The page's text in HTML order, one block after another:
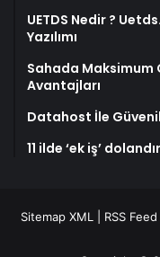
UETDS Nedir ?
Yazılımı
Sahada Maksimum
Avantajları
Datahost İle
11 ilde ‘ek iş’
Sitemap XML RSS Feed